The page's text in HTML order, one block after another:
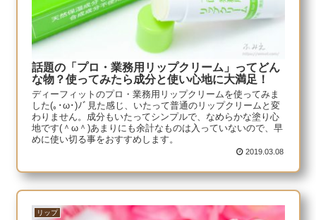
話題の「プロ・業務用リップクリーム」ってどん
な物？使ってみたら成分と使い心地に大満足！
ディーフィットのプロ・業務用リップクリームを使ってみま
した(｡･ω･)ﾉﾞ見た感じ、いたって普通のリップクリームと変
わりません。成分もいたってシンプルで、なめらかな塗り心
地です(＾ω＾)あまりにも余計なものは入っていないので、早
めに使い切る事をおすすめします。
2019.03.08
リップ